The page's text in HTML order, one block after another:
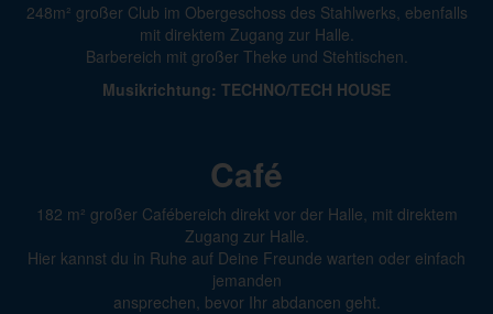
248m² großer Club im Obergeschoss des Stahlwerks, ebenfalls
mit direktem Zugang zur Halle.
Barbereich mit großer Theke und Stehtischen.
Musikrichtung: TECHNO/TECH HOUSE
Café
182 m² großer Cafébereich direkt vor der Halle, mit direktem
Zugang zur Halle.
Hier kannst du in Ruhe auf Deine Freunde warten oder einfach
jemanden
ansprechen, bevor Ihr abdancen geht.